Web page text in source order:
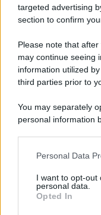
targeted advertising
section to confirm
Please note that
may continue seeing
information utilized
third parties prior to
You may separately
personal information
This information
disclose it to other
Please note that this
Personal Data
I want to opt-out
personal data.
Opted In
Ricevi LE